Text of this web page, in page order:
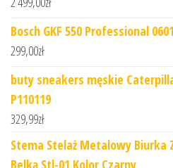
Bosch GKF 550 Professional
299,00zł
buty sneakers męskie
P110119
329,99zł
Stema Stelaż Metalowy Biurka